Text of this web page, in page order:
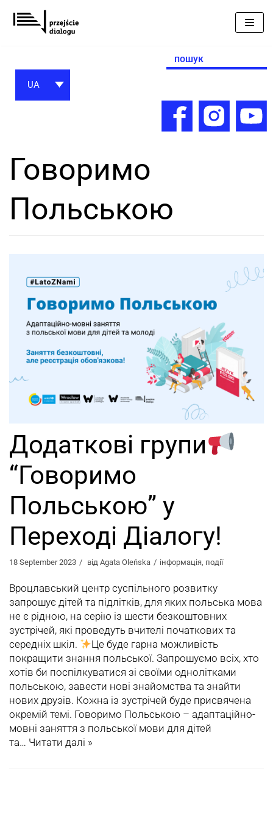
Перейти
до
Search
for:
UA
Говоримо
Польською
Додаткові групи
“Говоримо
Польською” у
Переході Діалогу!
18 September 2023 від Agata Oleńska інформація, події
Вроцлавський центр суспільного розвитку
запрошує дітей та підлітків, для яких польська мова
не є рідною, на серію із шести безкоштовних
зустрічей, які проведуть вчителі початкових та
середніх шкіл.
Це буде гарна можливість
покращити знання польської. Запрошуємо всіх, хто
хотів би поспілкуватися зі своїми однолітками
польською, завести нові знайомства та знайти
нових друзів. Кожна із зустрічей буде присвячена
окремій темі. Говоримо Польською – aдаптаційно-
мовні заняття з польської мови для дітей
та… Читати далі »